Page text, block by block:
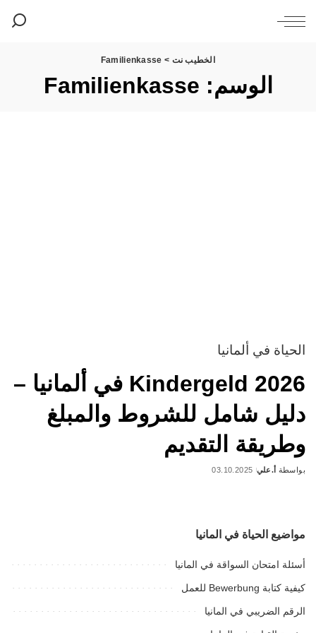
الخطيب نت >
Familienkasse
الوسم: Familienkasse
الحياة في ألمانيا
Kindergeld 2026 في ألمانيا –
دليل شامل للشروط والمبلغ
وطريقة التقديم
Posted
بواسطة أ.علي 03.10.2025
مواضيع الحياة في المانيا
أسئلة امتحان السواقة في المانيا
كيفية كتابة Bewerbung للعمل
الرقم الضريبي في المانيا